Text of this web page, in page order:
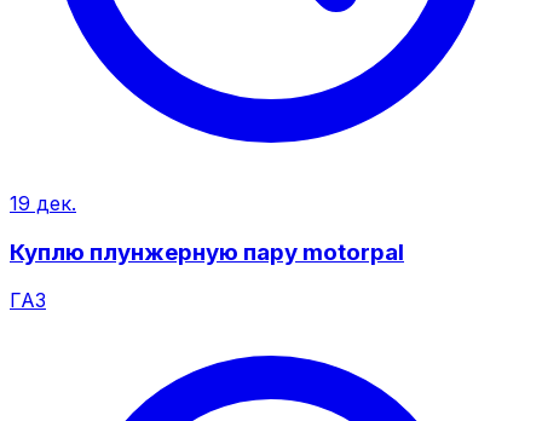
19 дек.
Куплю плунжерную пару motorpal
ГАЗ